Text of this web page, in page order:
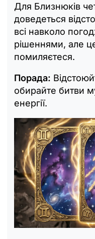
Для Близнюків
доведеться
всі навколо
рішеннями, але
помиляєтеся.
Порада:
обирайте битви
енергії.